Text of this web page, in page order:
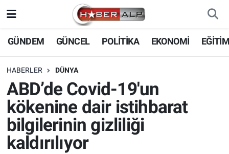
GÜNDEM GÜNCEL POLİTİKA EKONOMİ
HABERLER DÜNYA
ABD’de Covid-19'un
kökenine dair istihbarat
bilgilerinin gizliliği
kaldırılıyor
Nöbetçi Eczaneler
Hava Durumu
Trafik Durumu
Süper Lig Puan Durumu ve Fikstür
Tüm Manşetler